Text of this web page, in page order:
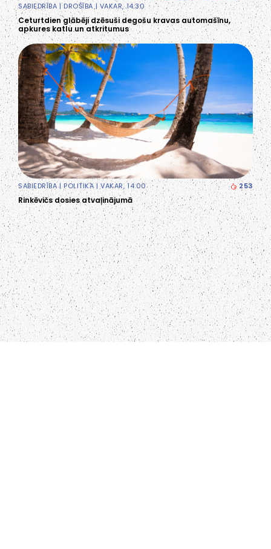
SABIEDRĪBA |DROŠĪBA| VAKAR, 14:30
Ceturtdien glābēji dzēsuši degošu kravas automašīnu,
apkures katlu un atkritumus
SABIEDRĪBA|POLITIKA| VAKAR, 14:00 253
Rinkēvičs dosies atvaļinājumā